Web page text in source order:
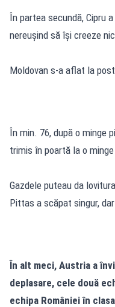
În partea secundă, Cipru
nereușind să își creeze
Moldovan s-a aflat la
În min. 76, după o minge
trimis în poartă la o
Gazdele puteau da
Pittas a scăpat singur,
În alt meci, Austria a
deplasare, cele două
echipa României în